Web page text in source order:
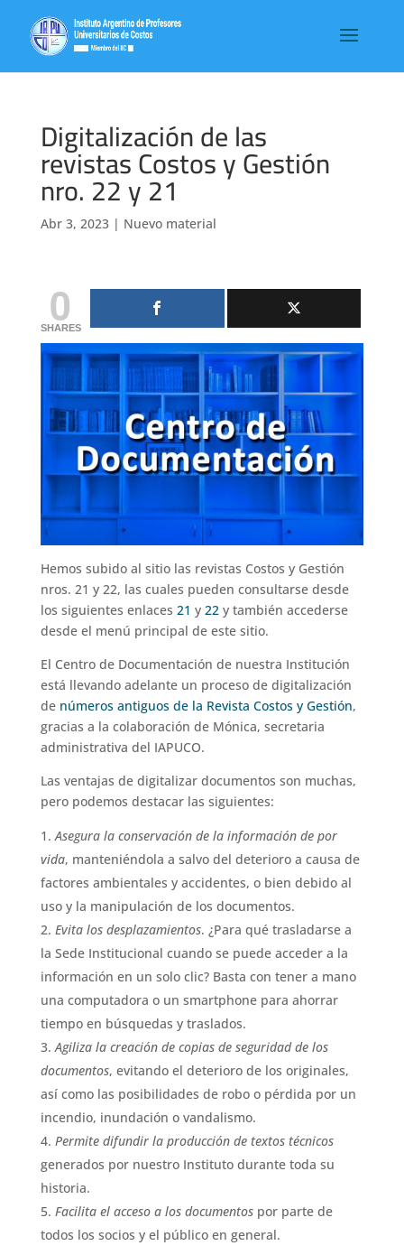
Digitalización de las
revistas Costos y Gestión
nro. 22 y 21
Abr 3, 2023| Nuevo material
0
SHARES
Hemos subido al sitio las revistas Costos y Gestión
nros. 21 y 22, las cuales pueden consultarse desde
los siguientes enlaces 21 y 22y también accederse
desde el menú principal de este sitio.
El Centro de Documentación de nuestra Institución
está llevando adelante un proceso de digitalización
de números antiguos de la Revista Costos y Gestión,
gracias a la colaboración de Mónica, secretaria
administrativa del IAPUCO.
Las ventajas de digitalizar documentos son muchas,
pero podemos destacar las siguientes:
Asegura la conservación de la información de por
vida, manteniéndola a salvo del deterioro a causa de
factores ambientales y accidentes, o bien debido al
uso y la manipulación de los documentos.
Evita los desplazamientos. ¿Para qué trasladarse a
la Sede Institucional cuando se puede acceder a la
información en un solo clic? Basta con tener a mano
una computadora o un smartphone para ahorrar
tiempo en búsquedas y traslados.
Agiliza la creación de copias de seguridad de los
documentos, evitando el deterioro de los originales,
así como las posibilidades de robo o pérdida por un
incendio, inundación o vandalismo.
Permite difundir la producción de textos técnicos
generados por nuestro Instituto durante toda su
historia.
Facilita el acceso a los documentospor parte de
todos los socios y el público en general.